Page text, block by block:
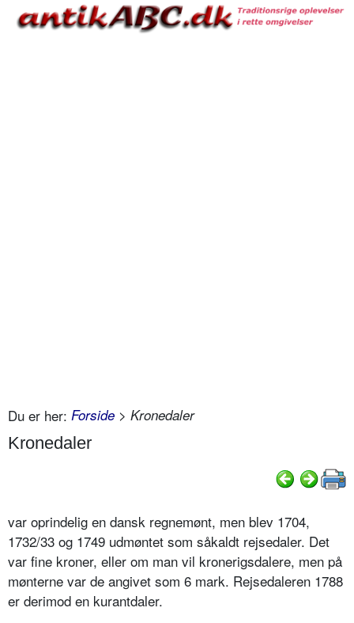
Du er her: Forside > Kronedaler
Kronedaler
var oprindelig en dansk regnemønt, men blev 1704,
1732/33 og 1749 udmøntet som såkaldt rejsedaler. Det
var fine kroner, eller om man vil kronerigsdalere, men på
mønterne var de angivet som 6 mark. Rejsedaleren 1788
er derimod en kurantdaler.